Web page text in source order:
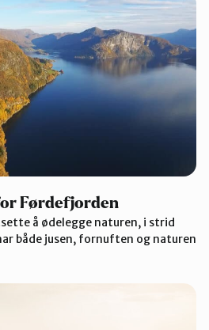
Førdefjorden
å ødelegge naturen, i strid
både jusen, fornuften og naturen